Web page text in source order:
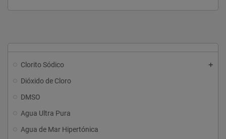
Clorito Sódico
Dióxido de Cloro
DMSO
Agua Ultra Pura
Agua de Mar Hipertónica